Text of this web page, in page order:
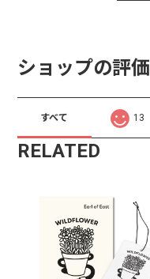
ショップの評価
すべて 13
RELATED